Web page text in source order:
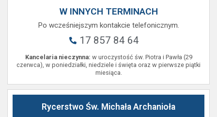
W INNYCH TERMINACH
Po wcześniejszym kontakcie telefonicznym.
17 857 84 64
Kancelaria nieczynna: w uroczystość św. Piotra i Pawła (29
czerwca), w poniedziałki, niedziele i święta oraz w pierwsze piątki
miesiąca.
Rycerstwo Św. Michała Archanioła